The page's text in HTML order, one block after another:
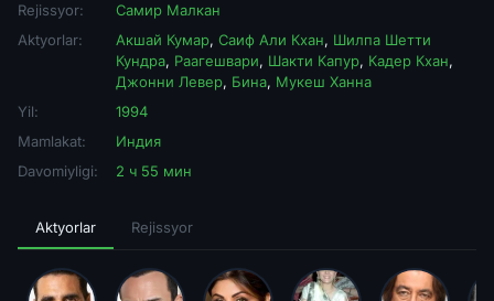
Rejissyor:
Самир Малкан
Aktyorlar:
Акшай Кумар, Саиф Али Кхан, Шилпа Шетти
Кундра, Раагешвари, Шакти Капур, Кадер Кхан,
Джонни Левер, Бина, Мукеш Ханна
Yil:
1994
Mamlakat:
Индия
Davomiyligi:
2 ч 55 мин
Aktyorlar Rejissyor